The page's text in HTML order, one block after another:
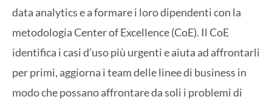
data analytics e a formare i loro dipendenti con la
metodologia Center of Excellence (CoE). Il CoE
identifica i casi d’uso più urgenti e aiuta ad affrontarli
per primi, aggiorna i team delle linee di business in
modo che possano affrontare da soli i problemi di